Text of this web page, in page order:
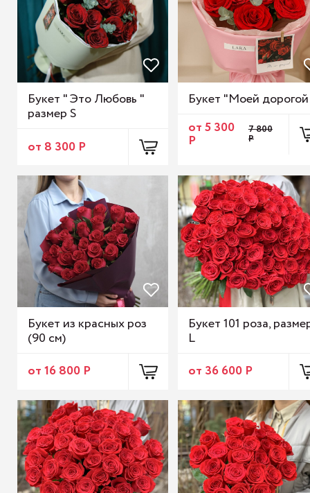
Букет " Это Любовь "
размер S
от 8 300 Р
Букет "Моей
от 5 300
Р
7 800
Р
Букет из красных роз
(90 см)
от 16 800 Р
Букет 101 роза,
L
от 36 600 Р